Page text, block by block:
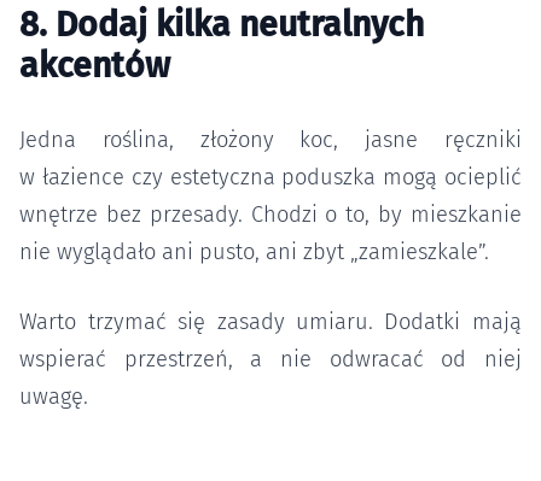
8. Dodaj kilka neutralnych
akcentów
Jedna roślina, złożony koc, jasne ręczniki
w łazience czy estetyczna poduszka mogą ocieplić
wnętrze bez przesady. Chodzi o to, by mieszkanie
nie wyglądało ani pusto, ani zbyt „zamieszkale”.
Warto trzymać się zasady umiaru. Dodatki mają
wspierać przestrzeń, a nie odwracać od niej
uwagę.